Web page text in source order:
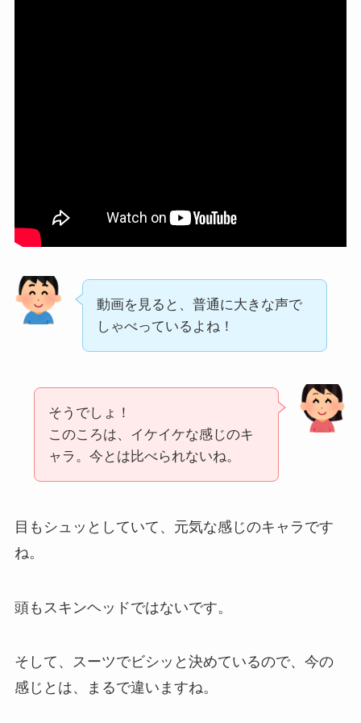
動画を見ると、普通に大きな声で
しゃべっているよね！
そうでしょ！
このころは、イケイケな感じのキ
ャラ。今とは比べられないね。
目もシュッとしていて、元気な感じのキャラです
ね。
頭もスキンヘッドではないです。
そして、スーツでビシッと決めているので、今の
感じとは、まるで違いますね。